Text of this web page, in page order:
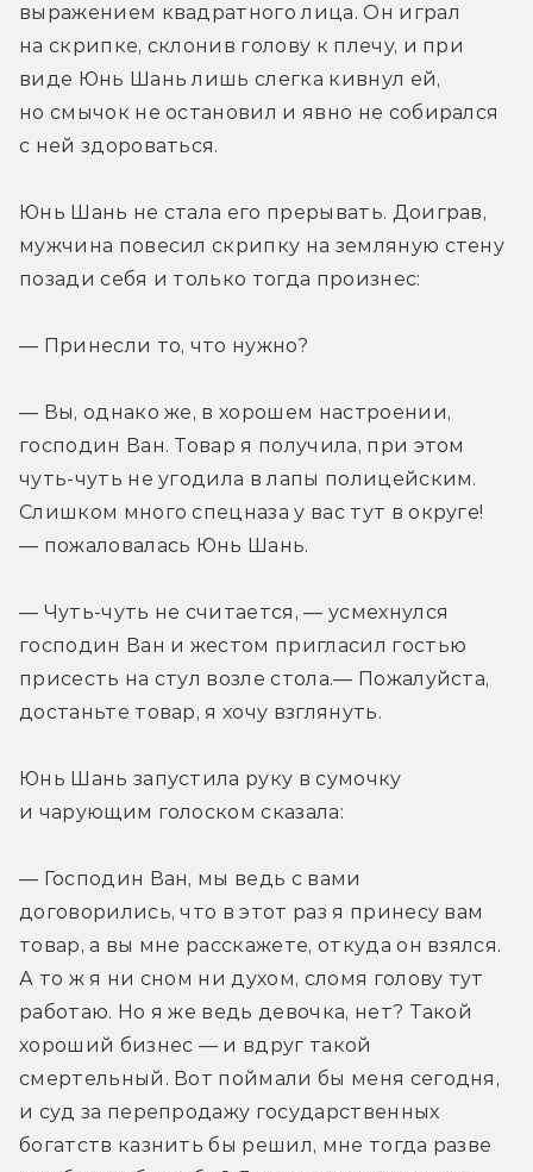
выражением квадратного лица. Он играл
на скрипке, склонив голову к плечу, и при
виде Юнь Шань лишь слегка кивнул ей,
но смычок не остановил и явно не собирался
с ней здороваться.
Юнь Шань не стала его прерывать. Доиграв,
мужчина повесил скрипку на земляную стену
позади себя и только тогда произнес:
— Принесли то, что нужно?
— Вы, однако же, в хорошем настроении,
господин Ван. Товар я получила, при этом
чуть-чуть не угодила в лапы полицейским.
Слишком много спецназа у вас тут в округе!
— пожаловалась Юнь Шань.
— Чуть-чуть не считается, — усмехнулся
господин Ван и жестом пригласил гостью
присесть на стул возле стола.— Пожалуйста,
достаньте товар, я хочу взглянуть.
Юнь Шань запустила руку в сумочку
и чарующим голоском сказала:
— Господин Ван, мы ведь с вами
договорились, что в этот раз я принесу вам
товар, а вы мне расскажете, откуда он взялся.
А то ж я ни сном ни духом, сломя голову тут
работаю. Но я же ведь девочка, нет? Такой
хороший бизнес — и вдруг такой
смертельный. Вот поймали бы меня сегодня,
и суд за перепродажу государственных
богатств казнить бы решил, мне тогда разве